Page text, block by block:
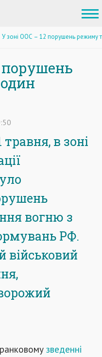
У зоні ООС – 12 порушень режиму
порушень
в зоні
вогню з
РФ.
військовий
зведенні